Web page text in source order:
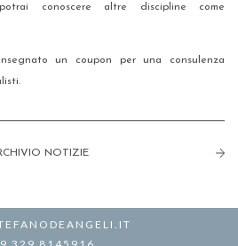
conoscere altre discipline come
un coupon per una consulenza
NOTIZIE